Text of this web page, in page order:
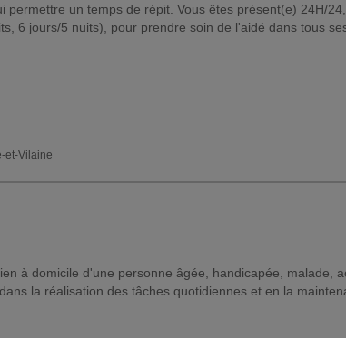
permettre un temps de répit. Vous êtes présent(e) 24H/
6 jours/5 nuits), pour prendre soin de l'aidé dans tous
et-Vilaine
à domicile d'une personne âgée, handicapée, malade,
la réalisation des tâches quotidiennes et en la